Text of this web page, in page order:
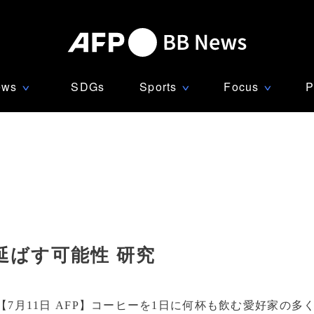
∨ SDGs Sports ∨ Focus ∨
ばす可能性 研究
7月11日 AFP】コーヒーを1日に何杯も飲む愛好家の多く